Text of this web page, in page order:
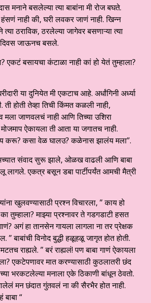
मनाने बसलेल्या त्या बाबांना मी रोज बघते.
नाही की, घरी लवकर जाणं नाही. खिन्न
ठराविक, ठरलेल्या जागेवर बसणाऱ्या त्या
जाऊनच बसले.
एकटं बसायचा कंटाळा नाही कां हो येतं तुम्हाला?
या दुनियेत मी एकटाच आहे. अर्धांगिनी अर्ध्या
होती तेव्हा तिची किंमत कळली नाही,
मला जाणवलचं नाही आणि तिच्या उशिरा
ऐकायला ती आता या जगातच नाही.
करू? कसा वेळ घालउ? कळेनास झालंय मला”.
संवाद सुरू झाले, ओळख वाढली आणि बाबा
लागले. एकत्र बसून डबा पार्टीपर्यंत आमची मैत्री
खुलवण्यासाठी प्रश्न विचारला, ” काय हो
तुम्हाला? माझ्या प्रश्नावर ते गडगडाटी हसत
अगं हा तानसेन गायला लागला ना तर प्रेक्षक
” बाबांची विनोद बुद्धी हळूहळू जागृत होत होती.
राह्यले. ” बरं राह्यलं! पण बाबा गाणं ऐकायला
एकटेपणावर मात करण्यासाठी कुठलातरी छंद
भरकटलेल्या मनाला एके ठिकाणी बांधून ठेवतो.
मन छंदात गुंतवलं ना की सैरभैर होत नाही.
“